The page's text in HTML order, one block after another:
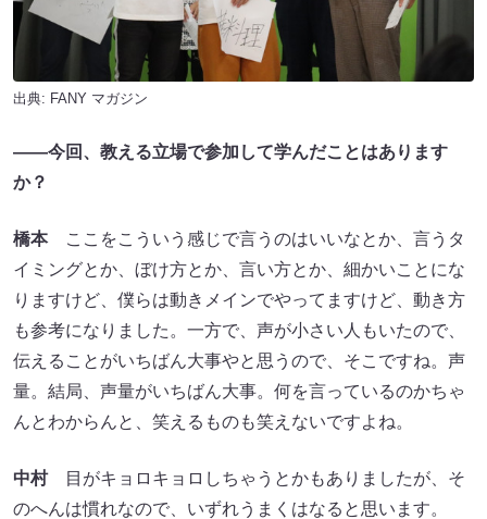
出典: FANY マガジン
――今回、教える立場で参加して学んだことはあります
か？
橋本ここをこういう感じで言うのはいいなとか、言うタ
イミングとか、ぼけ方とか、言い方とか、細かいことにな
りますけど、僕らは動きメインでやってますけど、動き方
も参考になりました。一方で、声が小さい人もいたので、
伝えることがいちばん大事やと思うので、そこですね。声
量。結局、声量がいちばん大事。何を言っているのかちゃ
んとわからんと、笑えるものも笑えないですよね。
中村目がキョロキョロしちゃうとかもありましたが、そ
のへんは慣れなので、いずれうまくはなると思います。